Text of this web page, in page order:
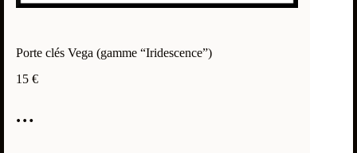
Porte clés Vega (gamme “Iridescence”)
15 €
…